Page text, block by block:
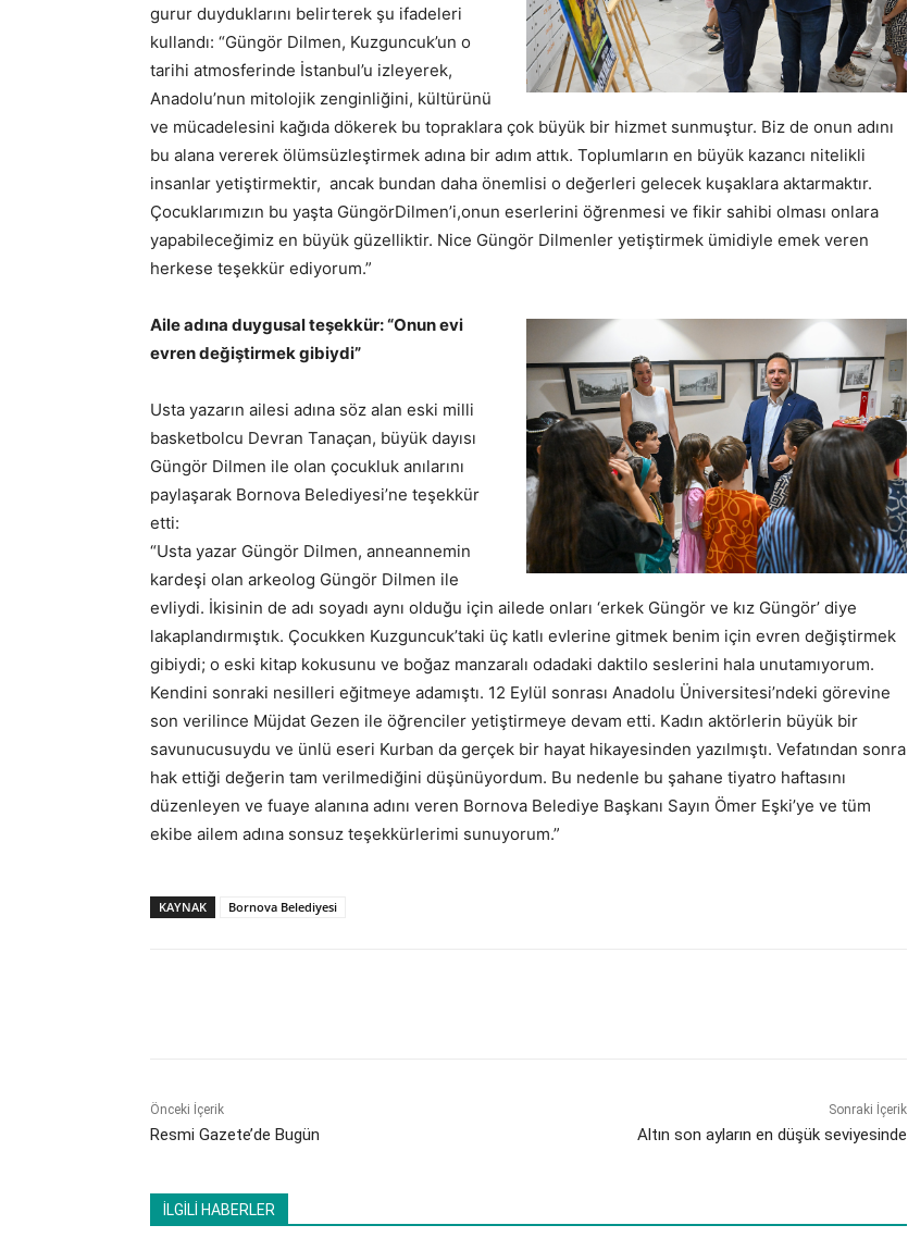
gurur duyduklarını belirterek şu ifadeleri
kullandı: “Güngör Dilmen, Kuzguncuk’un o
tarihi atmosferinde İstanbul’u izleyerek,
Anadolu’nun mitolojik zenginliğini, kültürünü
ve mücadelesini kağıda dökerek bu topraklara çok büyük bir hizmet sunmuştur. Biz de onun adını
bu alana vererek ölümsüzleştirmek adına bir adım attık. Toplumların en büyük kazancı nitelikli
insanlar yetiştirmektir, ancak bundan daha önemlisi o değerleri gelecek kuşaklara aktarmaktır.
Çocuklarımızın bu yaşta GüngörDilmen’i,onun eserlerini öğrenmesi ve fikir sahibi olması onlara
yapabileceğimiz en büyük güzelliktir. Nice Güngör Dilmenler yetiştirmek ümidiyle emek veren
herkese teşekkür ediyorum.”
Aile adına duygusal teşekkür: “Onun evi
evren değiştirmek gibiydi”
Usta yazarın ailesi adına söz alan eski milli
basketbolcu Devran Tanaçan, büyük dayısı
Güngör Dilmen ile olan çocukluk anılarını
paylaşarak Bornova Belediyesi’ne teşekkür
etti:
“Usta yazar Güngör Dilmen, anneannemin
kardeşi olan arkeolog Güngör Dilmen ile
evliydi. İkisinin de adı soyadı aynı olduğu için ailede onları ‘erkek Güngör ve kız Güngör’ diye
lakaplandırmıştık. Çocukken Kuzguncuk’taki üç katlı evlerine gitmek benim için evren değiştirmek
gibiydi; o eski kitap kokusunu ve boğaz manzaralı odadaki daktilo seslerini hala unutamıyorum.
Kendini sonraki nesilleri eğitmeye adamıştı. 12 Eylül sonrası Anadolu Üniversitesi’ndeki görevine
son verilince Müjdat Gezen ile öğrenciler yetiştirmeye devam etti. Kadın aktörlerin büyük bir
savunucusuydu ve ünlü eseri Kurban da gerçek bir hayat hikayesinden yazılmıştı. Vefatından sonra
hak ettiği değerin tam verilmediğini düşünüyordum. Bu nedenle bu şahane tiyatro haftasını
düzenleyen ve fuaye alanına adını veren Bornova Belediye Başkanı Sayın Ömer Eşki’ye ve tüm
ekibe ailem adına sonsuz teşekkürlerimi sunuyorum.”
KAYNAK Bornova Belediyesi
Önceki İçerik
Resmi Gazete’de Bugün
Sonraki İçerik
Altın son ayların en düşük seviyesinde
İLGİLİ HABERLER